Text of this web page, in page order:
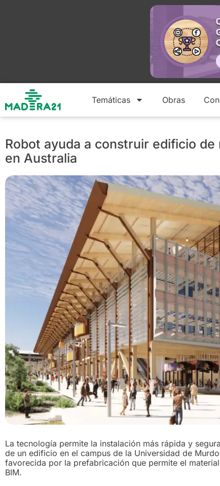
Temáticas Obras
Robot ayuda a construir edificio
en Australia
La tecnología permite la instalación más rápida y
de un edificio en el campus de la Universidad de
favorecida por la prefabricación que permite el
BIM.